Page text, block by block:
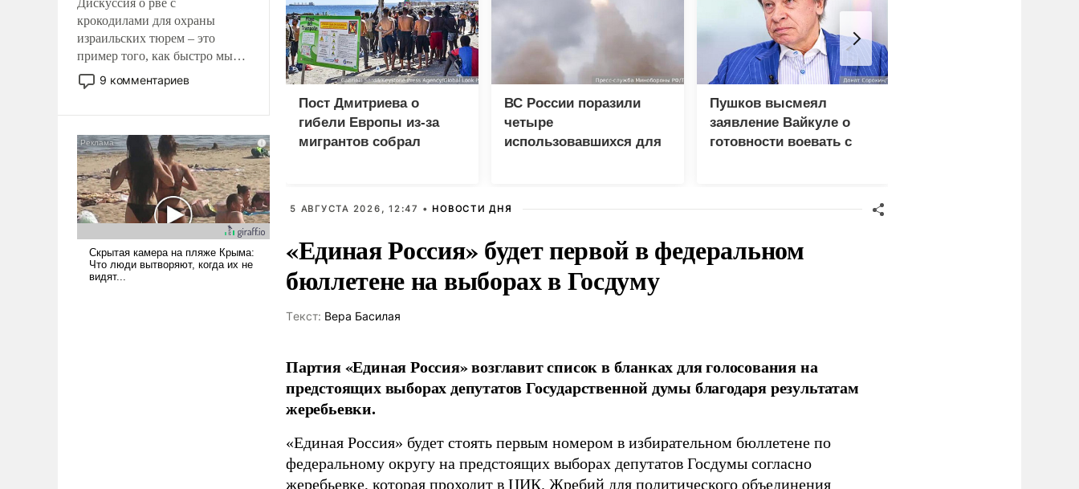
крокодилами для охраны
израильских тюрем – это
пример того, как быстро мы
двигаемся по пути
революционных изменений.
псевдонаучной фантастики,
стало всерьез обсуждаемой
идеей.
9 комментариев
Пост Дмитриева о
гибели Европы из-за
мигрантов собрал
ВС России поразили
четыре
использовавшихся для
Пушков высмеял
заявление Вайкуле о
готовности воевать с
5 АВГУСТА 2026, 12:47 • НОВОСТИ ДНЯ
«Единая Россия» будет первой в федеральном
бюллетене на выборах в Госдуму
Tекст: Вера Басилая
Партия «Единая Россия» возглавит список в бланках для голосования на
предстоящих выборах депутатов Государственной думы благодаря результатам
жеребьевки.
«Единая Россия» будет стоять первым номером в избирательном бюллетене по
федеральному округу на предстоящих выборах депутатов Госдумы согласно
жеребьевке, которая проходит в ЦИК. Жребий для политического объединения